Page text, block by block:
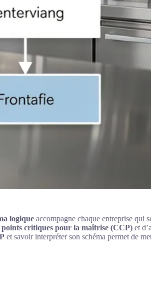
logique accompagne chaque entreprise qui
points critiques pour la maîtrise (CCP) et
et savoir interpréter son schéma permet de